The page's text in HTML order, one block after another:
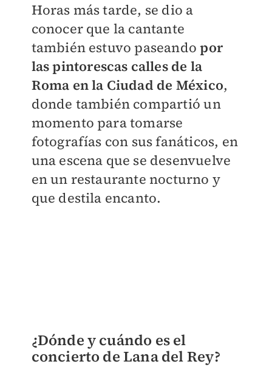
Horas más tarde, se dio a
conocer que la cantante
también estuvo paseandopor
las pintorescas calles de la
Roma en la Ciudad de México,
donde también compartió un
momento para tomarse
fotografías con sus fanáticos, en
una escena que se desenvuelve
en un restaurante nocturno y
que destila encanto.
¿Dónde y cuándo es el
concierto de Lana del Rey?